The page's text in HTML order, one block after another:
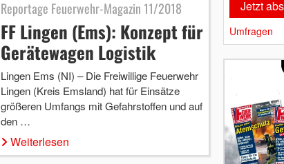
Reportage Feuerwehr-Magazin 11/2018
FF Lingen (Ems): Konzept für
Gerätewagen Logistik
Lingen Ems (NI) – Die Freiwillige Feuerwehr
Lingen (Kreis Emsland) hat für Einsätze
größeren Umfangs mit Gefahrstoffen und auf
den …
Weiterlesen
Umfragen